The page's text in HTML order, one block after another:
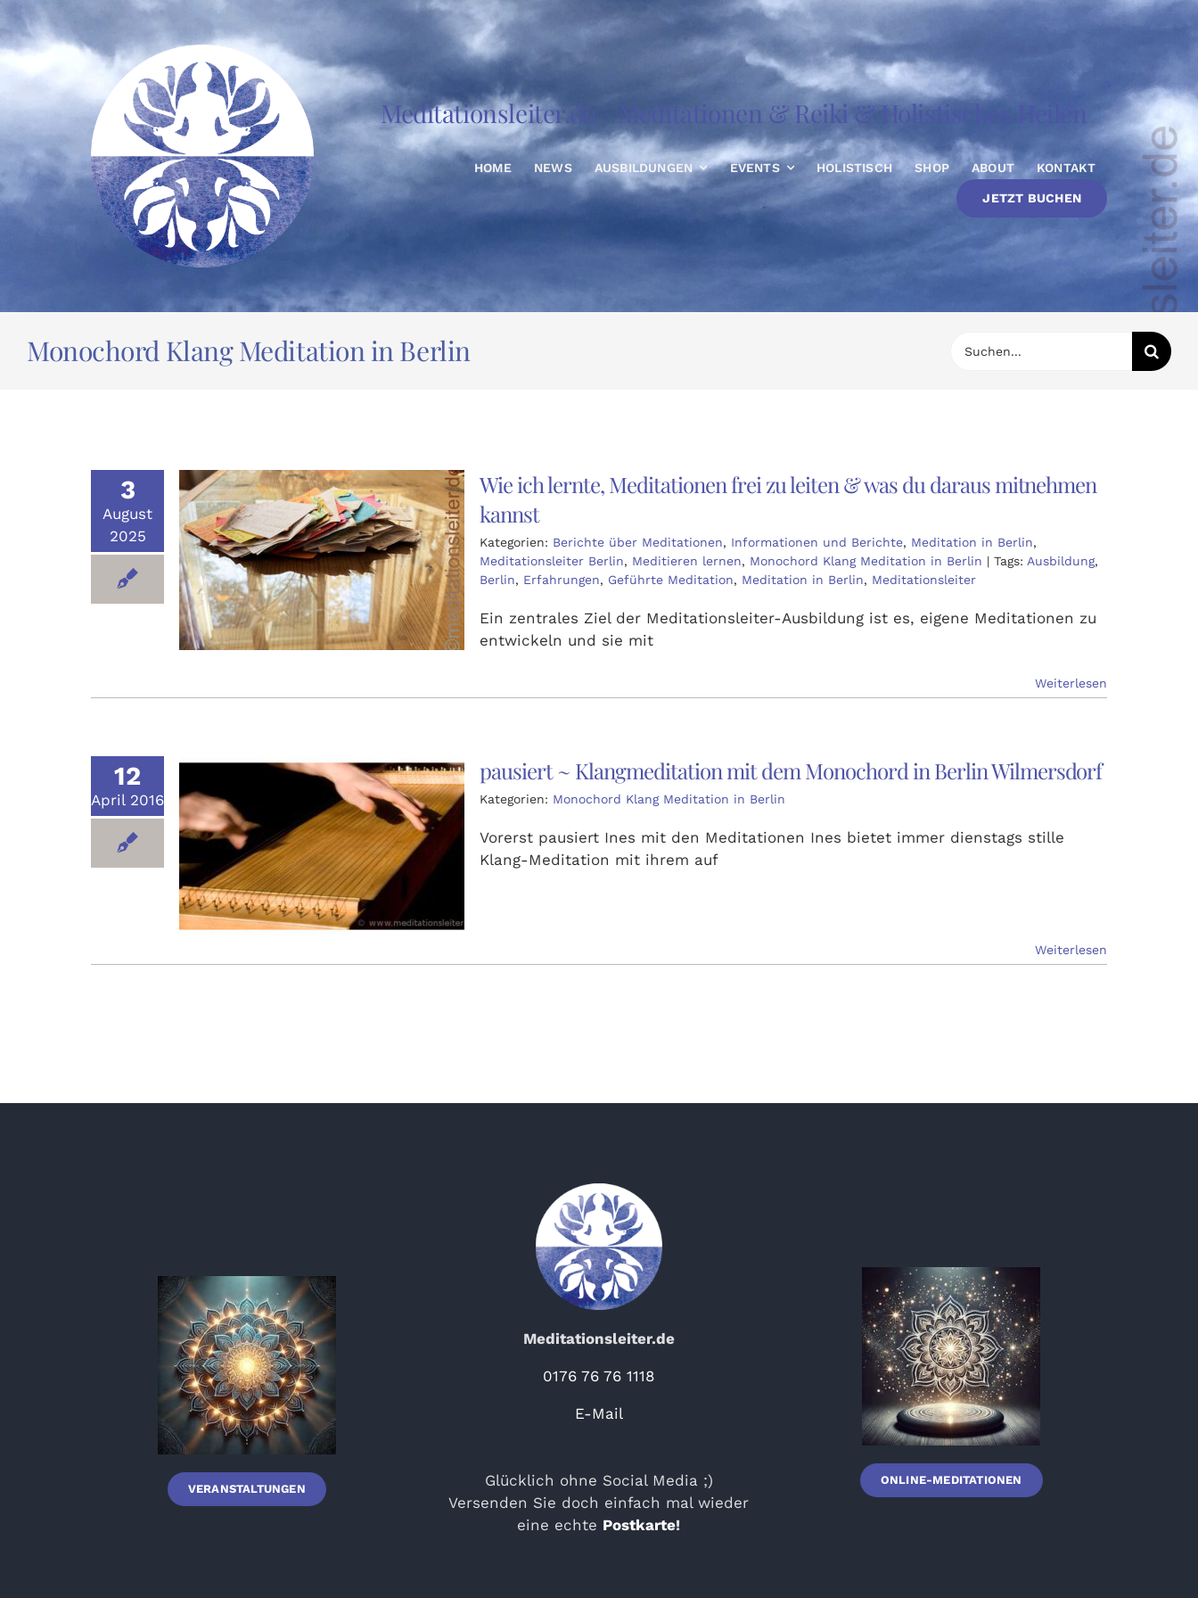
Inhalt
springen
Meditationsleiter.de Meditationen & Reiki & Holistisches Heilen
HOME NEWS AUSBILDUNGEN EVENTS HOLISTISCH SHOP ABOUT KONTAKT
JETZT BUCHEN
Monochord Klang Meditation in Berlin
3
August
2025
Wie ich lernte, Meditationen frei zu leiten & was du daraus mitnehmen
kannst
Kategorien: Berichte über Meditationen, Informationen und Berichte, Meditation in Berlin,
Meditationsleiter Berlin, Meditieren lernen, Monochord Klang Meditation in Berlin | Tags: Ausbildung,
Berlin, Erfahrungen, Geführte Meditation, Meditation in Berlin, Meditationsleiter
Ein zentrales Ziel der Meditationsleiter-Ausbildung ist es, eigene Meditationen zu
entwickeln und sie mit
Weiterlesen
12
April 2016
pausiert ~ Klangmeditation mit dem Monochord in Berlin Wilmersdorf
Kategorien: Monochord Klang Meditation in Berlin
Vorerst pausiert Ines mit den Meditationen Ines bietet immer dienstags stille
Klang-Meditation mit ihrem auf
Weiterlesen
VERANSTALTUNGEN
Meditationsleiter.de
0176 76 76 1118
E-Mail
Glücklich ohne Social Media ;)
Versenden Sie doch einfach mal wieder
eine echte Postkarte!
ONLINE-MEDITATIONEN